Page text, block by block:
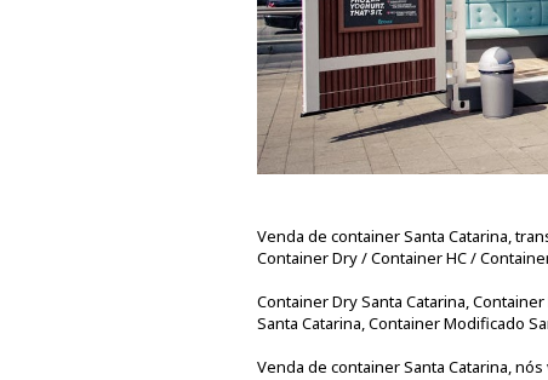
Venda de container Santa Catarina,
Container Dry / Container HC /
Container Dry Santa Catarina,
Santa Catarina, Container Modificado
Venda de container Santa Catarina,